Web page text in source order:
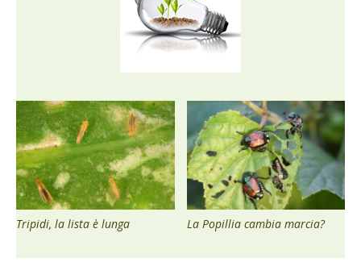
Tripidi, la lista è lunga La Popillia cambia marcia?